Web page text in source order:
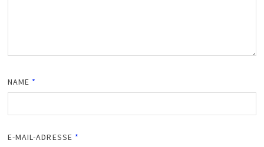
NAME *
E-MAIL-ADRESSE *